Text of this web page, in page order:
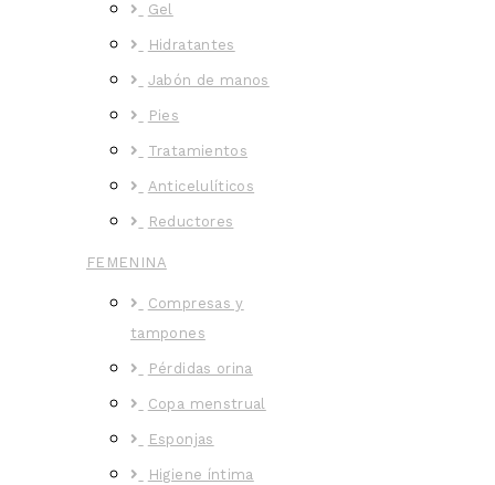
Gel
Hidratantes
Jabón de manos
Pies
Tratamientos
Anticelulíticos
Reductores
FEMENINA
Compresas y
tampones
Pérdidas orina
Copa menstrual
Esponjas
Higiene íntima